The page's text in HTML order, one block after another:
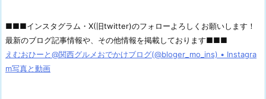
■■■インスタグラム・X(旧twitter)のフォローよろしくお願いします！
最新のブログ記事情報や、その他情報を掲載しております■■■
えむおひーと@関西グルメおでかけブログ(@bloger_mo_ins) • Instagra
m写真と動画